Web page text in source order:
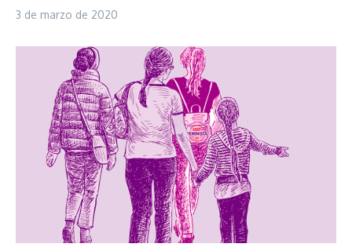
3 de marzo de 2020